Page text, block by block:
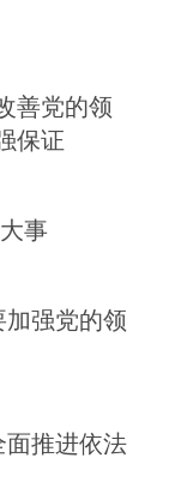
善党的领
保证
事
强党的领
推进依法